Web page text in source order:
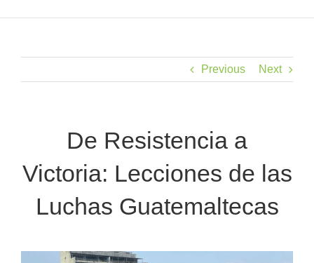
Previous Next
De Resistencia a
Victoria: Lecciones de las
Luchas Guatemaltecas